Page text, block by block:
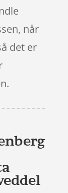
når
det er